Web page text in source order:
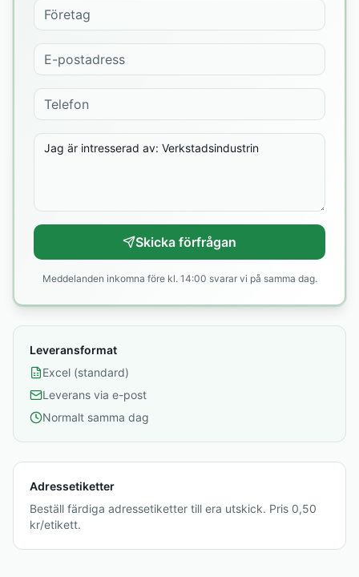
Skicka förfrågan
Meddelanden inkomna före kl. 14:00 svarar vi på samma dag.
Leveransformat
Excel (standard)
Leverans via e-post
Normalt samma dag
Adressetiketter
Beställ färdiga adressetiketter till era utskick. Pris 0,50
kr/etikett.